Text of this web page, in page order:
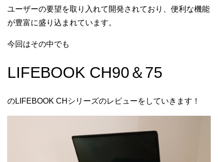
ユーザーの要望を取り入れて開発されており、便利な機能
が豊富に盛り込まれています。
今回はその中でも
LIFEBOOK CH90＆75
のLIFEBOOK CHシリーズのレビューをしていきます！